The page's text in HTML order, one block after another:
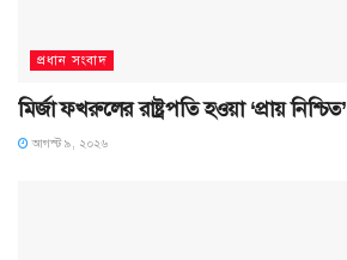
প্রধান সংবাদ
মির্জা ফখরুলের রাষ্ট্রপতি হওয়া ‘প্রায় নিশ্চিত’
আগস্ট ৯, ২০২৬